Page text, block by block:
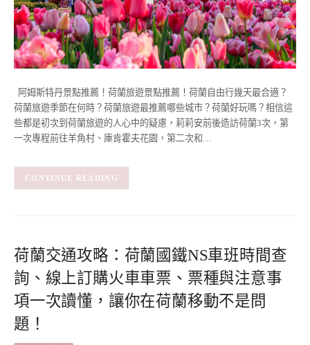
阿姆斯特丹景點推薦！荷蘭旅遊景點推薦！荷蘭自由行幾天最合適？
荷蘭旅遊季節在何時？荷蘭旅遊最推薦哪些城市？荷蘭好玩嗎？相信這
些都是初次到荷蘭旅遊的人心中的疑慮，莉莉安前後造訪荷蘭3次，第
一次專程前往羊角村、庫肯霍夫花園，第二次和…
CONTINUE READING
荷蘭交通攻略：荷蘭國鐵NS車班時間查
詢、線上訂購火車車票、票種與注意事
項一次讀懂，讓你在荷蘭移動不是問
題！